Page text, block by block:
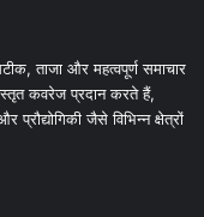
ताजा और महत्वपूर्ण समाचार
कवरेज प्रदान करते हैं,
जैसे विभिन्न क्षेत्रों